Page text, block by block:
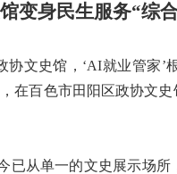
变身民生服务“综
史馆，‘AI就业管家’
在百色市田阳区政协文
从单一的文史展示场所